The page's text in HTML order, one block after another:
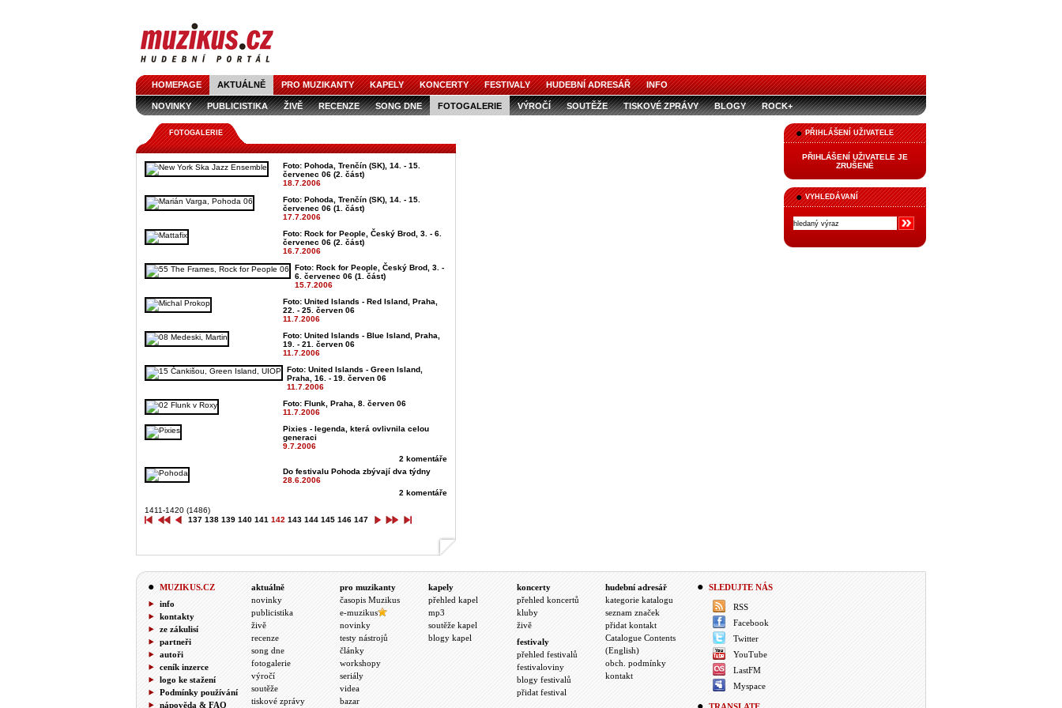
HOMEPAGE AKTUÁLNĚ PRO MUZIKANTY KAPELY KONCERTY FESTIVALY HUDEBNÍ ADRESÁŘ INFO
NOVINKY PUBLICISTIKA ŽIVĚ RECENZE SONG DNE FOTOGALERIE VÝROČÍ SOUTĚŽE TISKOVÉ ZPRÁVY BLOGY ROCK+
PŘIHLÁŠENÍ UŽIVATELE
PŘIHLÁŠENÍ UŽIVATELE JE
ZRUŠENÉ
VYHLEDÁVANÍ
FOTOGALERIE
Foto: Pohoda, Trenčín (SK), 14. - 15.
červenec 06 (2. část)
18.7.2006
Foto: Pohoda, Trenčín (SK), 14. - 15.
červenec 06 (1. část)
17.7.2006
Foto: Rock for People, Český Brod, 3. - 6.
červenec 06 (2. část)
16.7.2006
Foto: Rock for People, Český Brod, 3. -
6. červenec 06 (1. část)
15.7.2006
Foto: United Islands - Red Island, Praha,
22. - 25. červen 06
11.7.2006
Foto: United Islands - Blue Island, Praha,
19. - 21. červen 06
11.7.2006
Foto: United Islands - Green Island,
Praha, 16. - 19. červen 06
11.7.2006
Foto: Flunk, Praha, 8. červen 06
11.7.2006
Pixies - legenda, která ovlivnila celou
generaci
9.7.2006
2 komentáře
Do festivalu Pohoda zbývají dva týdny
28.6.2006
2 komentáře
1411-1420 (1486)
137 138 139 140 141 142 143 144 145 146 147
MUZIKUS.CZ
info
kontakty
ze zákulisí
partneři
autoři
ceník inzerce
logo ke stažení
Podmínky používání
nápověda & FAQ
aktuálně
novinky
publicistika
živě
recenze
song dne
fotogalerie
výročí
soutěže
tiskové zprávy
pro muzikanty
časopis Muzikus
e-muzikus
novinky
testy nástrojů
články
workshopy
seriály
videa
bazar
kapely
přehled kapel
mp3
soutěže kapel
blogy kapel
koncerty
přehled koncertů
kluby
živě
festivaly
přehled festivalů
festivaloviny
blogy festivalů
přidat festival
hudební adresář
kategorie katalogu
seznam značek
přidat kontakt
Catalogue Contents
(English)
obch. podmínky
kontakt
SLEDUJTE NÁS
RSS
Facebook
Twitter
YouTube
LastFM
Myspace